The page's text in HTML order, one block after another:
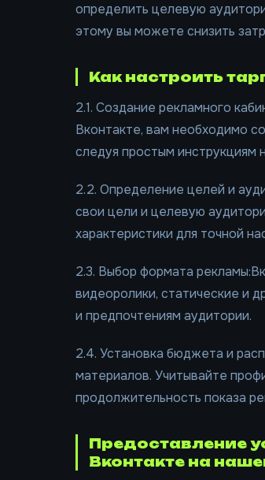
определить целевую
этому вы можете снизить
Как настроить
2.1. Создание рекламного
Вконтакте, вам необходимо
следуя простым инструкциям
2.2. Определение целей и
свои цели и целевую
характеристики для точной
2.3. Выбор формата
видеоролики, статические и
и предпочтениям аудитории.
2.4. Установка бюджета и
материалов. Учитывайте
продолжительность показа
Предоставление
Вконтакте на